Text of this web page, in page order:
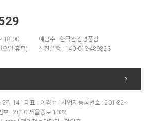
18:00
일 휴무)
예금주 : 한국관광명품점
신한은행 : 140-013-489823
5길 14 | 대표 : 이경수 | 사업자등록번호 : 201-82-
호 : 2010-서울종로-1032